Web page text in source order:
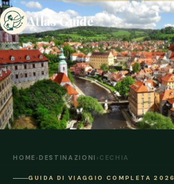
Atlas Guide
HOME ›DESTINAZIONI › CECHIA
GUIDA DI VIAGGIO COMPLETA 2026